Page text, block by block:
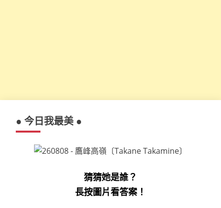
● 今日我最美 ●
猜猜她是誰？
長按圖片看答案！